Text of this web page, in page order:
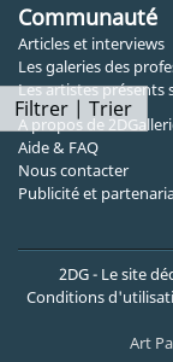
Filtrer | Trier
Communauté
Articles et interviews
Les galeries des
Les artistes présents
A propos de
Aide & FAQ
Nous contacter
Publicité et
2DG - Le site
Conditions
Art